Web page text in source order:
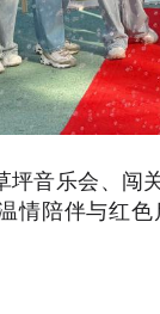
坪音乐会、闯
情陪伴与红